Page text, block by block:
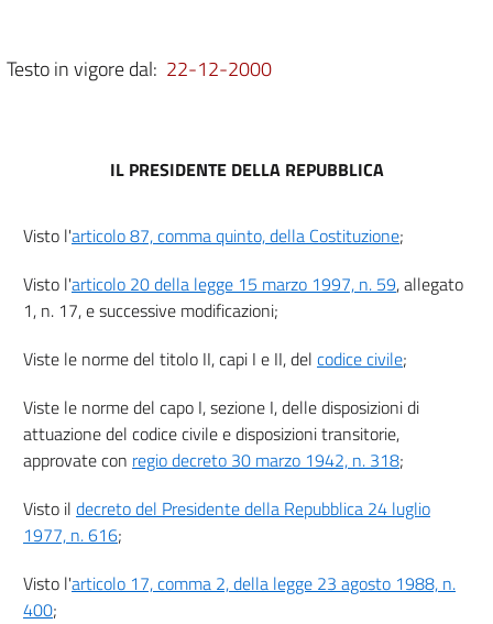
Testo in vigore dal: 22-12-2000
IL PRESIDENTE DELLA REPUBBLICA
Visto l'articolo 87, comma quinto, della Costituzione;
Visto l'articolo 20 della legge 15 marzo 1997, n. 59, allegato
1, n. 17, e successive modificazioni;
Viste le norme del titolo II, capi I e II, del codice civile;
Viste le norme del capo I, sezione I, delle disposizioni di
attuazione del codice civile e disposizioni transitorie,
approvate con regio decreto 30 marzo 1942, n. 318;
Visto il decreto del Presidente della Repubblica 24 luglio
1977, n. 616;
Visto l'articolo 17, comma 2, della legge 23 agosto 1988, n.
400;